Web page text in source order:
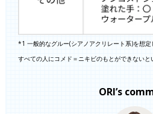
*1 一般的なグルー(シアノアクリレート系)を想
すべての人にコメド＝ニキビのもとができないと
ORI’s